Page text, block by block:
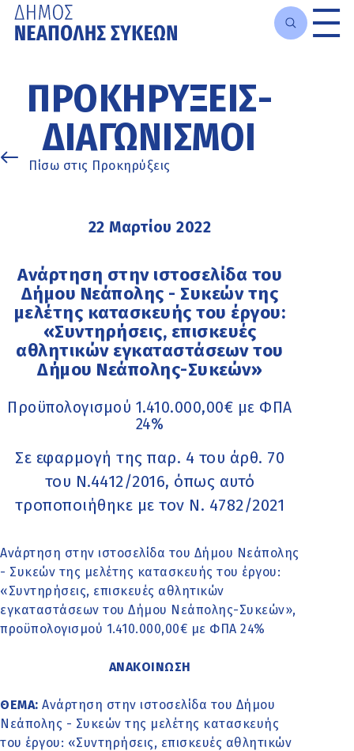
κυρίως
περιεχόμενο
ΠΡΟΚΗΡΎΞΕΙΣ-
ΔΙΑΓΩΝΙΣΜΟΊ
Πίσω στις Προκηρύξεις
22 Μαρτίου 2022
Ανάρτηση στην ιστοσελίδα του
Δήμου Νεάπολης - Συκεών της
μελέτης κατασκευής του έργου:
«Συντηρήσεις, επισκευές
αθλητικών εγκαταστάσεων του
Δήμου Νεάπολης-Συκεών»
Προϋπολογισμού 1.410.000,00€ με ΦΠΑ
24%
Σε εφαρμογή της παρ. 4 του άρθ. 70
του Ν.4412/2016, όπως αυτό
τροποποιήθηκε με τον Ν. 4782/2021
Ανάρτηση στην ιστοσελίδα του Δήμου Νεάπολης
- Συκεών της μελέτης κατασκευής του έργου:
«Συντηρήσεις, επισκευές αθλητικών
εγκαταστάσεων του Δήμου Νεάπολης-Συκεών»,
προϋπολογισμού 1.410.000,00€ με ΦΠΑ 24%
ΑΝΑΚΟΙΝΩΣΗ
ΘΕΜΑ: Ανάρτηση στην ιστοσελίδα του Δήμου
Νεάπολης - Συκεών της μελέτης κατασκευής
του έργου: «Συντηρήσεις, επισκευές αθλητικών